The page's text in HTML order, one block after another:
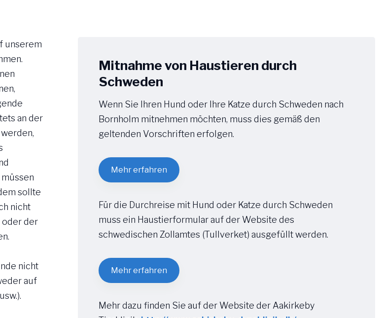
unserem
an der
sollte
nicht
oder der
nicht
auf
Mitnahme von Haustieren durch
Schweden
Wenn Sie Ihren Hund oder Ihre Katze durch Schweden nach
Bornholm mitnehmen möchten, muss dies gemäß den
geltenden Vorschriften erfolgen.
Mehr erfahren
Für die Durchreise mit Hund oder Katze durch Schweden
muss ein Haustierformular auf der Website des
schwedischen Zollamtes (Tullverket) ausgefüllt werden.
Mehr erfahren
Mehr dazu finden Sie auf der Website der Aakirkeby